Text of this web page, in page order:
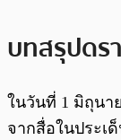
บทสรุปดร
ในวันที่ 1 มิถุนา
จากสื่อในประเ